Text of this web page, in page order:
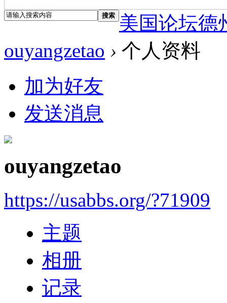
搜索
美国论坛德
ouyangzetao › 个人资料
加为好友
发送消息
ouyangzetao
https://usabbs.org/?71909
主题
相册
记录